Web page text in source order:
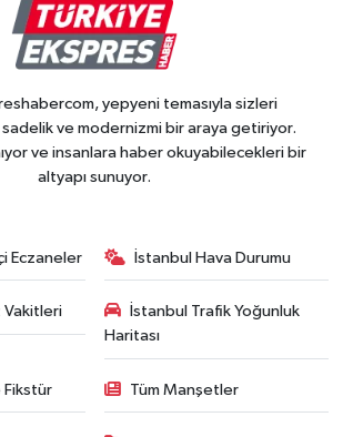
yepyeni temasıyla sizleri
ve modernizmi bir araya getiriyor.
ve insanlara haber okuyabilecekleri bir
altyapı sunuyor.
Eczaneler İstanbul Hava Durumu
Vakitleri
İstanbul Trafik Yoğunluk
Haritası
Fikstür Tüm Manşetler